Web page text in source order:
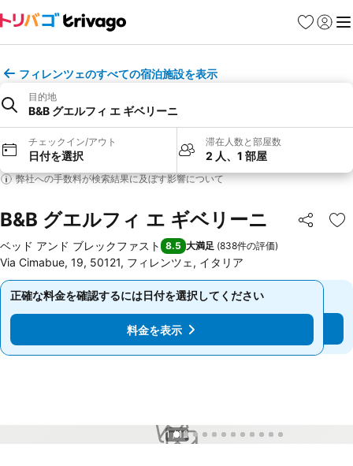
お気に入り
ログイ
メ
フィレンツェのすべての宿泊施設を表示
目的地
B&B グエルフィ エ ギベリーニ
チェックイン/アウト
日付を選択
滞在人数と部屋数
2 人、1 部屋
弊社への手数料が検索結果に及ぼす影響について
B&B グエルフィ エ ギベリーニ シェア お
ベッド アンド ブレックファスト 8.5 大満足 (838件の評価)
Via Cimabue, 19, 50121, フィレンツェ, イタリア
正確な料金を確認するには日付を選択してください
料金を表示
正確な料金を確認するには日付を選択してください
料金を表示
1 / 12